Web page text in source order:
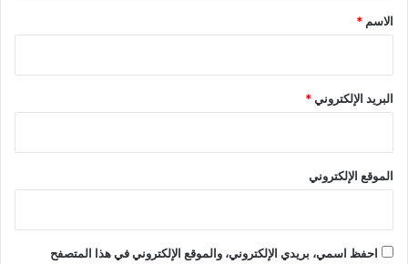
*
الاسم *
البريد الإلكتروني*
الموقع الإلكتروني
احفظ اسمي، بريدي الإلكتروني، والموقع الإلكتروني في هذا المتصفح